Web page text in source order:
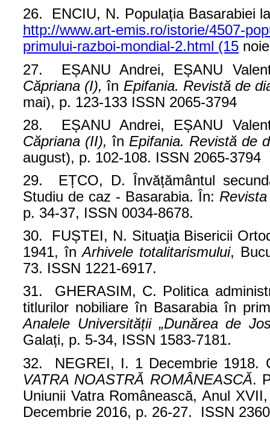
26. ENCIU, N. Populația Basarabiei
http://www.art-emis.ro/istorie/4507-
primului-razboi-mondial-2.html (15
27. EȘANU Andrei, EȘANU
Căpriana (I), în Epifania. Revistă de
mai), p. 123-133 ISSN 2065-3794
28. EȘANU Andrei, EȘANU
Căpriana (II), în Epifania. Revistă de
august), p. 102-108. ISSN 2065-3794
29. EȚCO, D. Învățământul
Studiu de caz - Basarabia. În:
p. 34-37, ISSN 0034-8678.
30. FUȘTEI, N. Situaţia Bisericii
1941, înArhivele totalitarismului,
73. ISSN 1221-6917.
31. GHERASIM, C. Politica
titlurilor nobiliare în Basarabia în
Analele Universității „Dunărea de
Galați, p. 5-34, ISSN 1583-7181.
32. NEGREI, I. 1 Decembrie 1918.
VATRA NOASTRĂ ROMÂNEASCĂ.
Uniunii Vatra Românească, Anul
Decembrie 2016, p. 26-27. ISSN